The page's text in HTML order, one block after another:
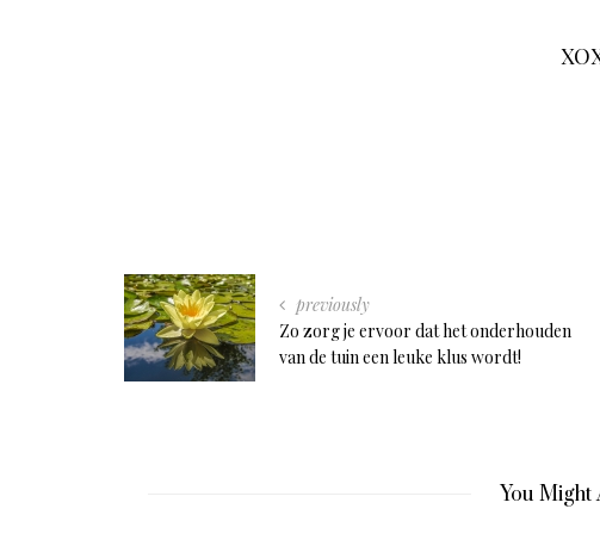
previously
Zo zorg je ervoor dat het onderhouden
van de tuin een leuke klus wordt!
You Might